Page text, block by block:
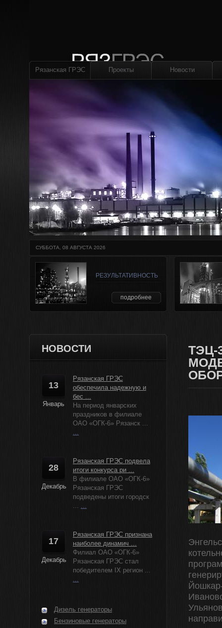
Рязанская ГРЭС Проекты Новости
СУББОТА, 08 АВГУСТА 2026
РЕЗУЛЬТАТИВНОСТЬ
подробнее
НОВОСТИ
13
Январь
Рязанская ГРЭС
обеспечила надежную и
бес ...
На период январских
праздников в филиале
ОАО «ОГК-6» Рязанск ...
...
28
Декабрь
Рязанская ГРЭС подвела
итоги конкурса ри ...
В филиале ОАО «ОГК-6»
Рязанская ГРЭС
подведены итоги городск
... ...
17
Декабрь
Рязанская ГРЭС признана
наиболее динамич ...
Филиал ОАО «ОГК-6»
Рязанская ГРЭС стал
победителем IX регион ...
...
Дизель генераторы
Бензиновые генераторы